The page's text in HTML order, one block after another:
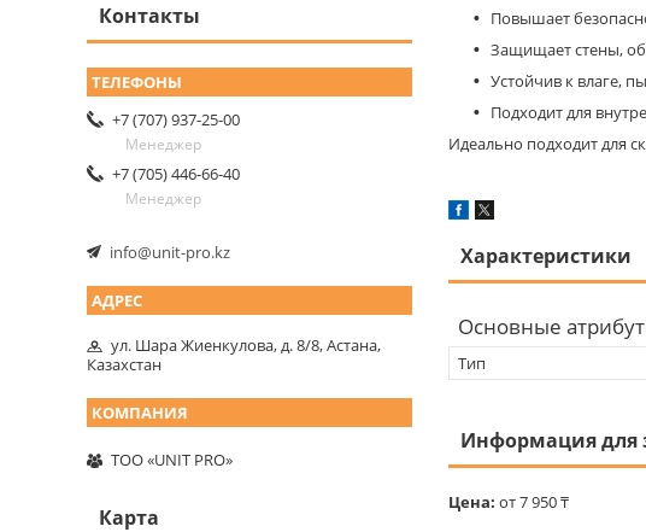
Повышает
Защищает стены,
Устойчив к влаге,
Подходит для
Идеально подходит для
Характеристики
Основные
Тип
Информация для
Цена: от 7 950 ₸
Контакты
+7 (707) 937-25-00
Менеджер
+7 (705) 446-66-40
Менеджер
info@unit-pro.kz
ул. Шара Жиенкулова, д. 8/8, Астана,
Казахстан
ТОО «UNIT PRO»
Карта